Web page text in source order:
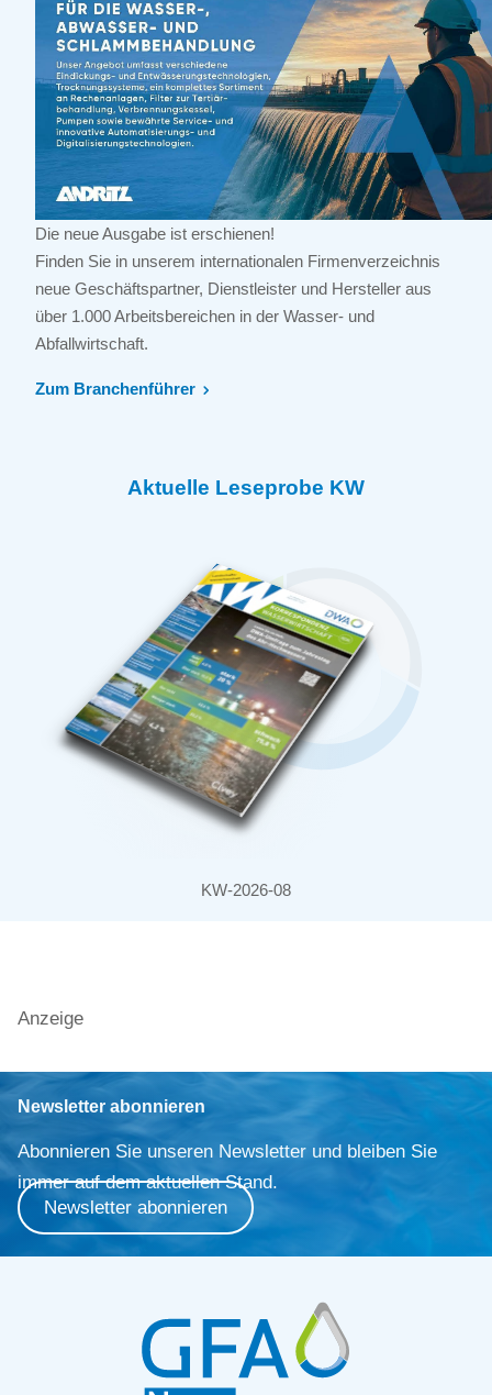
Die neue Ausgabe ist erschienen!
Finden Sie in unserem internationalen Firmenverzeichnis
neue Geschäftspartner, Dienstleister und Hersteller aus
über 1.000 Arbeitsbereichen in der Wasser- und
Abfallwirtschaft.
Zum Branchenführer
Aktuelle Leseprobe KW
KW-2026-08
Anzeige
Newsletter abonnieren
Abonnieren Sie unseren Newsletter und bleiben Sie
immer auf dem aktuellen Stand.
Newsletter abonnieren